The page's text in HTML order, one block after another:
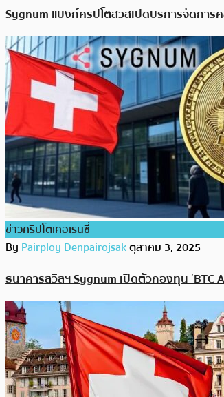
Sygnum แบงก์คริปโตสวิสเปิดบริการจัดการ
ข่าวคริปโตเคอเรนซี่
ByPairploy Denpairojsakตุลาคม 3, 2025
ธนาคารสวิสฯ Sygnum เปิดตัวกองทุน ‘BTC